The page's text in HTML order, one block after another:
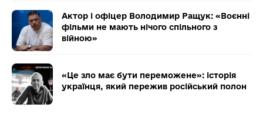
Актор і офіцер Володимир Ращук: «Воєнні
фільми не мають нічого спільного з
війною»
«Це зло має бути переможене»: історія
українця, який пережив російський полон